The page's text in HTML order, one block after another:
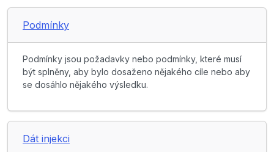
Podmínky
Podmínky jsou požadavky nebo podmínky, které musí
být splněny, aby bylo dosaženo nějakého cíle nebo aby
se dosáhlo nějakého výsledku.
Dát injekci